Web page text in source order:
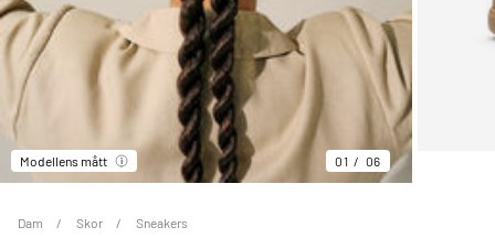
Modellens mått 01 06
Dam Skor Sneakers